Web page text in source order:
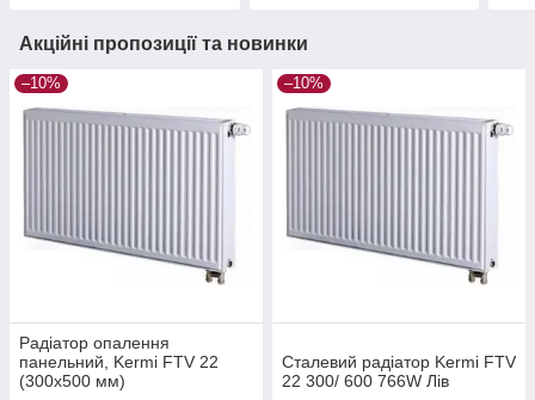
Акційні пропозиції та новинки
–10%
Радіатор опалення
панельний, Kermi FTV 22
(300х500 мм)
–10%
Сталевий радіатор Kermi FTV
22 300/ 600 766W Лів